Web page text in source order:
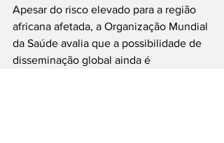
Apesar do risco elevado para a região
africana afetada, a Organização Mundial
da Saúde avalia que a possibilidade de
disseminação global ainda é